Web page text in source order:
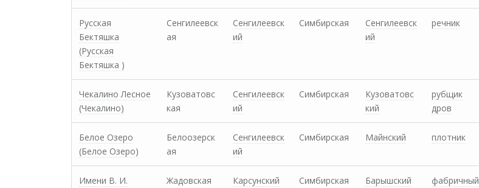
Русская
Бектяшка
(Русская
Бектяшка )
Сенгилеевск
ая
Сенгилеевск
ий
Симбирская
Сенгилеевск
ий
речник
Чекалино Лесное
(Чекалино)
Кузоватовс
кая
Сенгилеевск
ий
Симбирская
Кузоватовс
кий
рубщик
дров
Белое Озеро
(Белое Озеро)
Белоозерск
ая
Сенгилеевск
ий
Симбирская Майнский плотник
Имени В. И.
Жадовская Карсунский Симбирская Барышский фабричный